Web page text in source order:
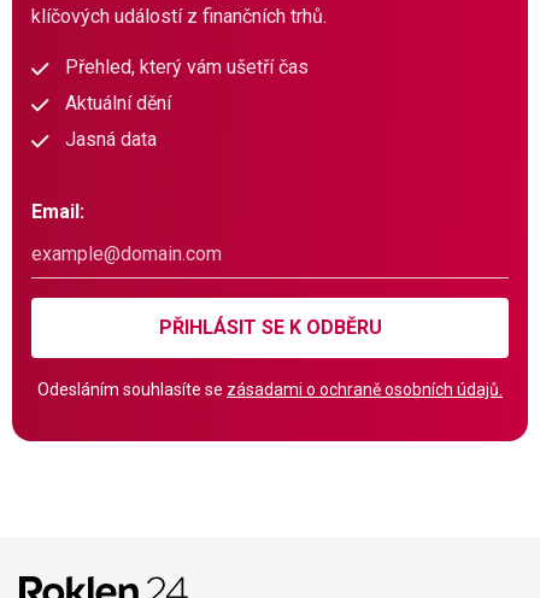
klíčových událostí z finančních trhů.
Přehled, který vám ušetří čas
Aktuální dění
Jasná data
Email:
PŘIHLÁSIT SE K ODBĚRU
Odesláním souhlasíte se zásadami o ochraně osobních údajů.